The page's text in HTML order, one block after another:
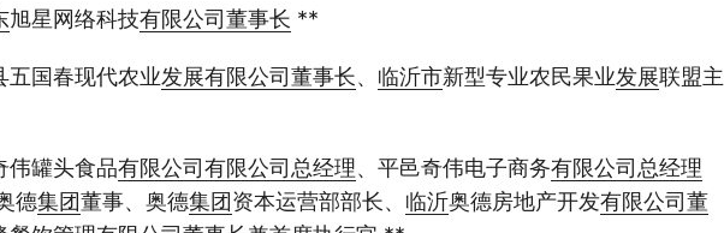
旭星网络科技有限公司董事长 **
国春现代农业发展有限公司董事长、 临沂市新型专业农民果业发展联盟主
伟罐头食品有限公司有限公司总经理、平邑奇伟电子商务有限公司总经理
德集团董事、奥德集团资本运营部部长、 临沂奥德房地产开发有限公司董